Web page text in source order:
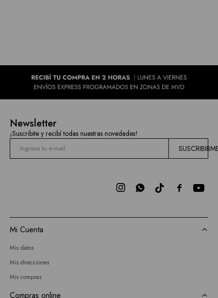
Newsletter
¡Suscribite y recibí todas nuestras novedades!

 
Mi Cuenta
Mis datos
Mis direcciones
Mis compras
Compras online